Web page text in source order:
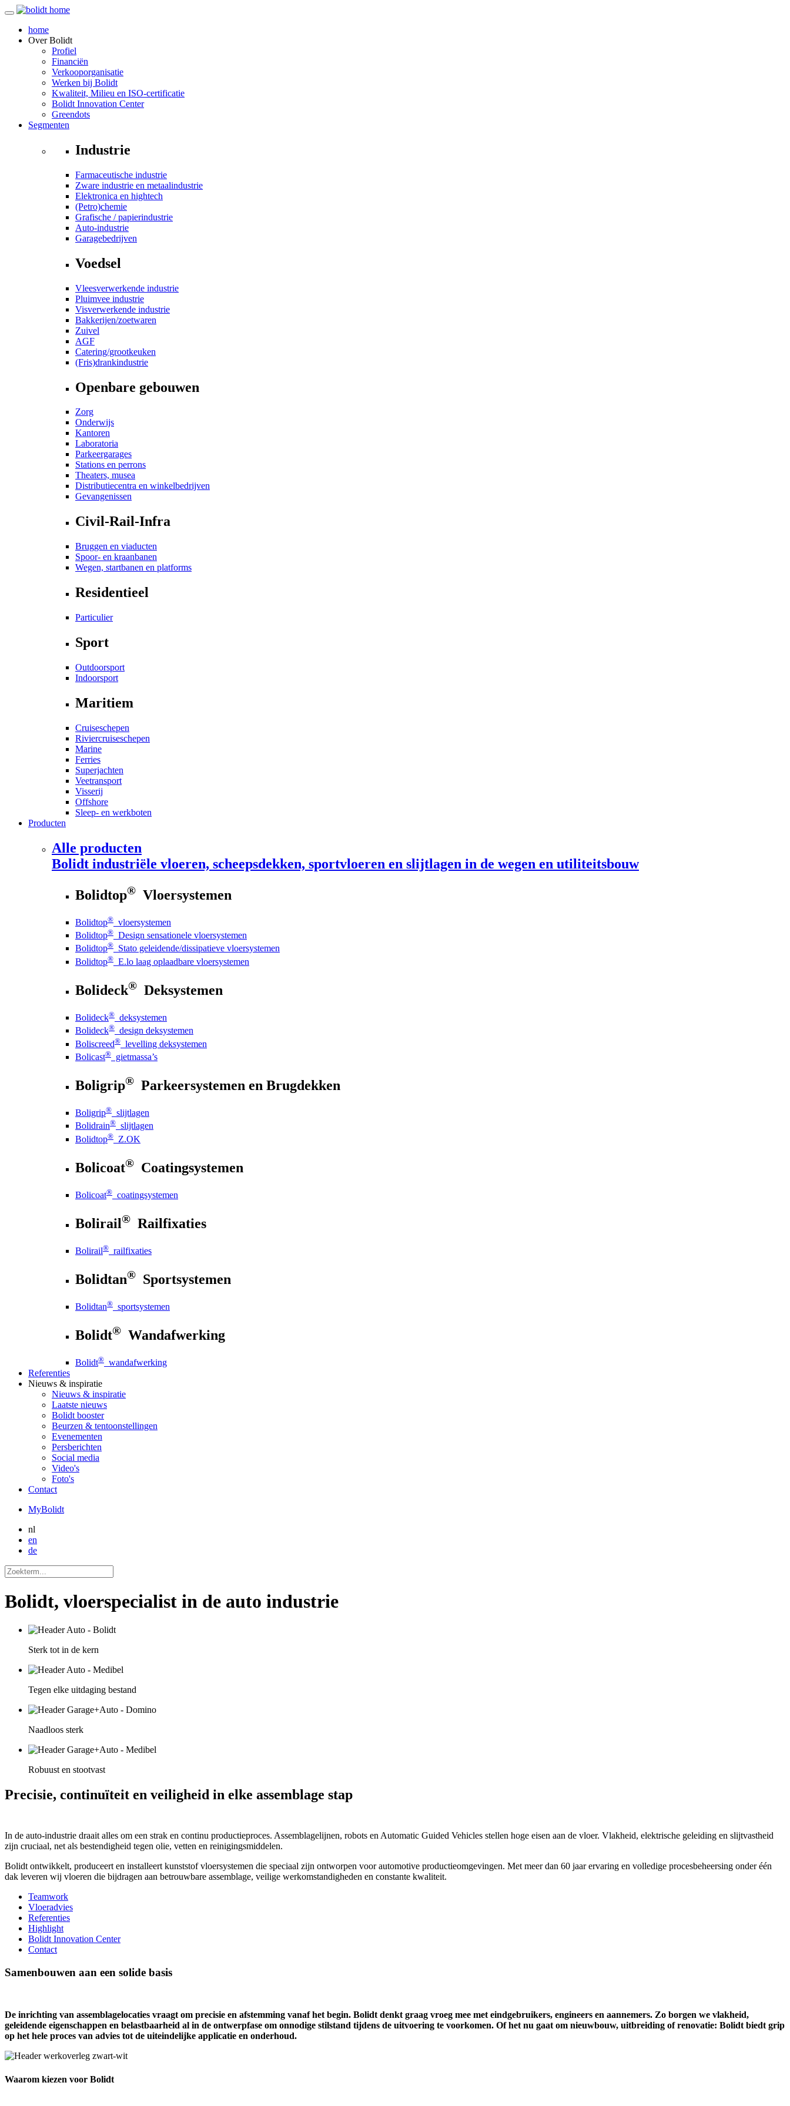
home
OverBolidt
Profiel
Financiën
Verkooporganisatie
Werken bij Bolidt
Kwaliteit, Milieu en ISO-certificatie
Bolidt Innovation Center
Greendots
Segmenten
Industrie
Farmaceutische industrie
Zware industrie en metaalindustrie
Elektronica en hightech
(Petro)chemie
Grafische / papierindustrie
Auto-industrie
Garagebedrijven
Voedsel
Vleesverwerkende industrie
Pluimvee industrie
Visverwerkende industrie
Bakkerijen/zoetwaren
Zuivel
AGF
Catering/grootkeuken
(Fris)drankindustrie
Openbare gebouwen
Zorg
Onderwijs
Kantoren
Laboratoria
Parkeergarages
Stations en perrons
Theaters, musea
Distributiecentra en winkelbedrijven
Gevangenissen
Civil-Rail-Infra
Bruggen en viaducten
Spoor- en kraanbanen
Wegen, startbanen en platforms
Residentieel
Particulier
Sport
Outdoorsport
Indoorsport
Maritiem
Cruiseschepen
Riviercruiseschepen
Marine
Ferries
Superjachten
Veetransport
Visserij
Offshore
Sleep- en werkboten
Producten
Alle producten
Bolidt industriële vloeren, scheepsdekken, sportvloeren en slijtlagen in de wegen en utiliteitsbouw
Bolidtop® Vloersystemen
Bolidtop® vloersystemen
Bolidtop® Design sensationele vloersystemen
Bolidtop® Stato geleidende/dissipatieve vloersystemen
Bolidtop® E.lo laag oplaadbare vloersystemen
Bolideck® Deksystemen
Bolideck® deksystemen
Bolideck® design deksystemen
Boliscreed® levelling deksystemen
Bolicast® gietmassa’s
Boligrip® Parkeersystemen en Brugdekken
Boligrip® slijtlagen
Bolidrain® slijtlagen
Bolidtop® Z.OK
Bolicoat® Coatingsystemen
Bolicoat® coatingsystemen
Bolirail® Railfixaties
Bolirail® railfixaties
Bolidtan® Sportsystemen
Bolidtan® sportsystemen
Bolidt® Wandafwerking
Bolidt® wandafwerking
Referenties
Nieuws & inspiratie
Nieuws & inspiratie
Laatste nieuws
Bolidt booster
Beurzen & tentoonstellingen
Evenementen
Persberichten
Social media
Video's
Foto's
Contact
MyBolidt
nl
en
de
Bolidt, vloerspecialist in de auto industrie
Sterk tot in de kern
Tegen elke uitdaging bestand
Naadloos sterk
Robuust en stootvast
Precisie, continuïteit en veiligheid in elke assemblage stap
In de auto-industrie draait alles om een strak en continu productieproces. Assemblagelijnen, robots en Automatic Guided Vehicles stellen hoge eisen aan de vloer. Vlakheid, elektrische geleiding en slijtvastheid
zijn cruciaal, net als bestendigheid tegen olie, vetten en reinigingsmiddelen.
Bolidt ontwikkelt, produceert en installeert kunststof vloersystemen die speciaal zijn ontworpen voor automotive productieomgevingen. Met meer dan 60 jaar ervaring en volledige procesbeheersing onder één
dak leveren wij vloeren die bijdragen aan betrouwbare assemblage, veilige werkomstandigheden en constante kwaliteit.
Teamwork
Vloeradvies
Referenties
Highlight
Bolidt Innovation Center
Contact
Samenbouwen aan een solide basis
De inrichting van assemblagelocaties vraagt om precisie en afstemming vanaf het begin. Bolidt denkt graag vroeg mee met eindgebruikers, engineers en aannemers. Zo borgen we vlakheid,
geleidende eigenschappen en belastbaarheid al in de ontwerpfase om onnodige stilstand tijdens de uitvoering te voorkomen. Of het nu gaat om nieuwbouw, uitbreiding of renovatie: Bolidt biedt grip
op het hele proces van advies tot de uiteindelijke applicatie en onderhoud.
Waarom kiezen voor Bolidt